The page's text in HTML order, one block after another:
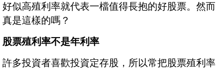
好似高殖利率就代表一檔值得長抱的好股票。然而
真是這樣的嗎？
股票殖利率不是年利率
許多投資者喜歡投資定存股，所以常把股票殖利率